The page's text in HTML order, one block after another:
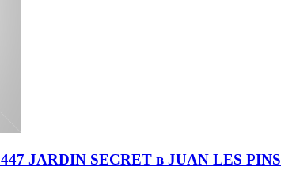
JARDIN SECRET в JUAN LES PINS